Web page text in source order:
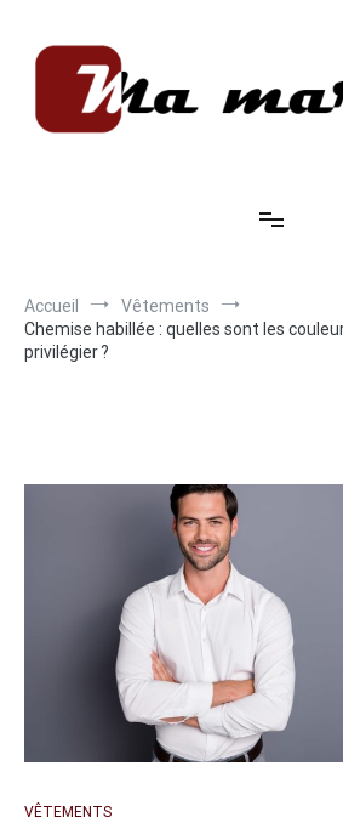
contenu
Accueil
Vêtements
Chemise habillée : quelles sont les
privilégier ?
VÊTEMENTS